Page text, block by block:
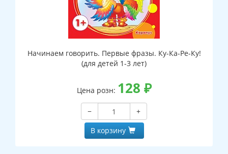
Начинаем говорить. Первые фразы. Ку-Ка-Ре-Ку!
(для детей 1-3 лет)
Цена розн: 128 ₽
−
+
В корзину